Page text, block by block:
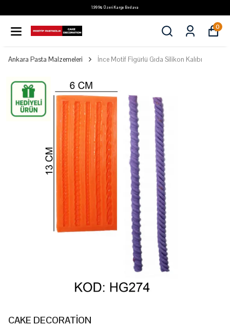
1.999₺ Üzeri Kargo Bedava
0
Ankara Pasta Malzemeleri İnce Motif Figürlü Gıda Silikon Kalıbı
CAKE DECORATİON